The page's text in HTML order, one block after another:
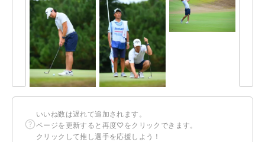
いいね数は遅れて追加されます。
ページを更新すると再度♡をクリックできます。
クリックして推し選手を応援しよう！